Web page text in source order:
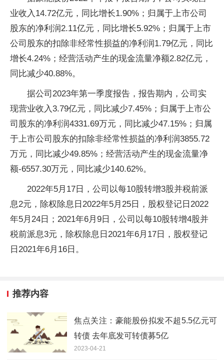
业收入14.72亿元，同比增长1.90%；归属于上市公司
股东的净利润2.11亿元，同比增长5.92%；归属于上市
公司股东的扣除非经常性损益的净利润1.79亿元，同比
增长4.24%；经营活动产生的现金流量净额2.82亿元，
同比减少40.88%。
据公司2023年第一季度报告，报告期内，公司实
现营业收入3.79亿元，同比减少7.45%；归属于上市公
司股东的净利润4331.69万元，同比减少47.15%；归属
于上市公司股东的扣除非经常性损益的净利润3855.72
万元，同比减少49.85%；经营活动产生的现金流量净
额-6557.30万元，同比减少140.62%。
2022年5月17日，公司以每10股转增3股并税前派
息2元，除权除息日2022年5月25日，股权登记日2022
年5月24日；2021年6月9日，公司以每10股转增4股并
税前派息3元，除权除息日2021年6月17日，股权登记
日2021年6月16日。
推荐内容
焦点关注：豪能股份拟发不超5.5亿元可
转债 去年底发可转债募5亿
2023-04-21